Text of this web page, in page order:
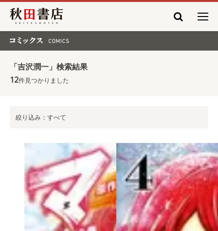
秋田書店
「吉沢潤一」検索結果
12件見つかりました
絞り込み：すべて